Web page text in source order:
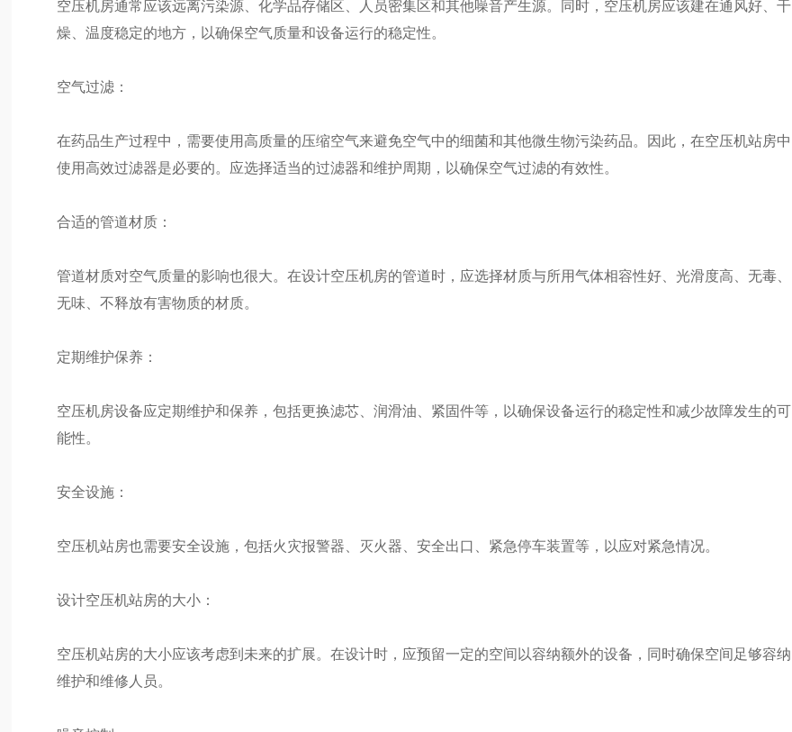
空压机房通常应该远离污染源、化学品存储区、人员密集区和其他噪音产生源。同时，空压机房应该建在通风好、干
燥、温度稳定的地方，以确保空气质量和设备运行的稳定性。
空气过滤：
在药品生产过程中，需要使用高质量的压缩空气来避免空气中的细菌和其他微生物污染药品。因此，在空压机站房中
使用高效过滤器是必要的。应选择适当的过滤器和维护周期，以确保空气过滤的有效性。
合适的管道材质：
管道材质对空气质量的影响也很大。在设计空压机房的管道时，应选择材质与所用气体相容性好、光滑度高、无毒、
无味、不释放有害物质的材质。
定期维护保养：
空压机房设备应定期维护和保养，包括更换滤芯、润滑油、紧固件等，以确保设备运行的稳定性和减少故障发生的可
能性。
安全设施：
空压机站房也需要安全设施，包括火灾报警器、灭火器、安全出口、紧急停车装置等，以应对紧急情况。
设计空压机站房的大小：
空压机站房的大小应该考虑到未来的扩展。在设计时，应预留一定的空间以容纳额外的设备，同时确保空间足够容纳
维护和维修人员。